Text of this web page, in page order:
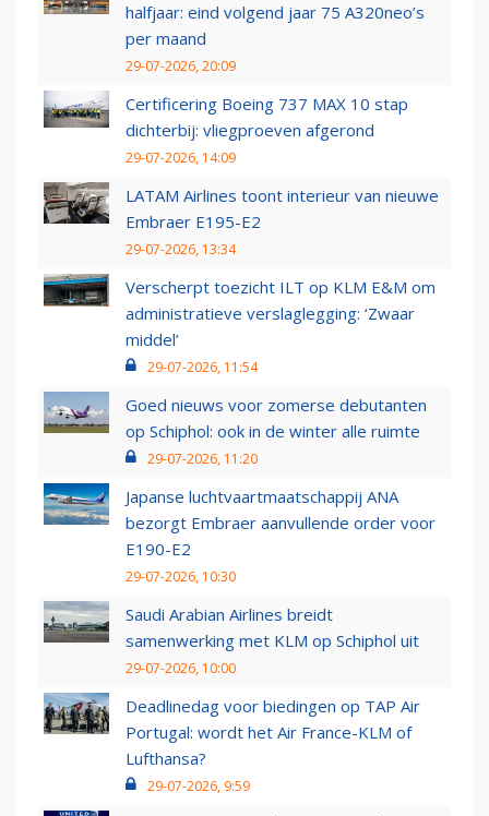
halfjaar: eind volgend jaar 75 A320neo’s
per maand
29-07-2026, 20:09
Certificering Boeing 737 MAX 10 stap
dichterbij: vliegproeven afgerond
29-07-2026, 14:09
LATAM Airlines toont interieur van nieuwe
Embraer E195-E2
29-07-2026, 13:34
Verscherpt toezicht ILT op KLM E&M om
administratieve verslaglegging: ‘Zwaar
middel’
29-07-2026, 11:54
Goed nieuws voor zomerse debutanten
op Schiphol: ook in de winter alle ruimte
29-07-2026, 11:20
Japanse luchtvaartmaatschappij ANA
bezorgt Embraer aanvullende order voor
E190-E2
29-07-2026, 10:30
Saudi Arabian Airlines breidt
samenwerking met KLM op Schiphol uit
29-07-2026, 10:00
Deadlinedag voor biedingen op TAP Air
Portugal: wordt het Air France-KLM of
Lufthansa?
29-07-2026, 9:59